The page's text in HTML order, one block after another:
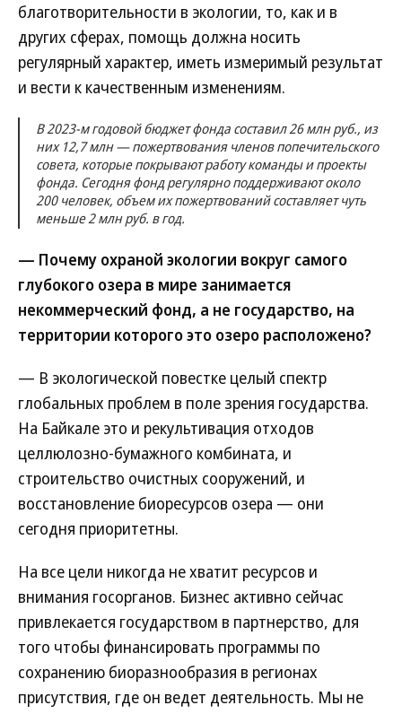
благотворительности в экологии, то, как и в
других сферах, помощь должна носить
регулярный характер, иметь измеримый результат
и вести к качественным изменениям.
В 2023-м годовой бюджет фонда составил 26 млн руб., из
них 12,7 млн — пожертвования членов попечительского
совета, которые покрывают работу команды и проекты
фонда. Сегодня фонд регулярно поддерживают около
200 человек, объем их пожертвований составляет чуть
меньше 2 млн руб. в год.
— Почему охраной экологии вокруг самого
глубокого озера в мире занимается
некоммерческий фонд, а не государство, на
территории которого это озеро расположено?
— В экологической повестке целый спектр
глобальных проблем в поле зрения государства.
На Байкале это и рекультивация отходов
целлюлозно-бумажного комбината, и
строительство очистных сооружений, и
восстановление биоресурсов озера — они
сегодня приоритетны.
На все цели никогда не хватит ресурсов и
внимания госорганов. Бизнес активно сейчас
привлекается государством в партнерство, для
того чтобы финансировать программы по
сохранению биоразнообразия в регионах
присутствия, где он ведет деятельность. Мы не